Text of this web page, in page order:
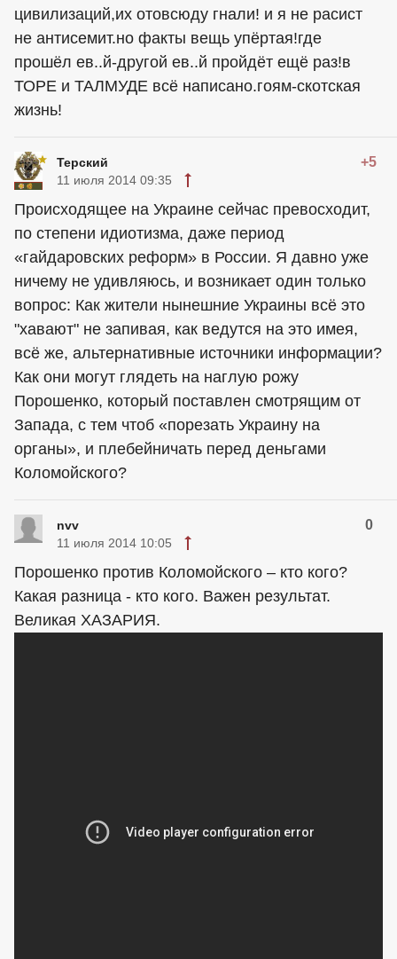
цивилизаций,их отовсюду гнали! и я не расист
не антисемит.но факты вещь упёртая!где
прошёл ев..й-другой ев..й пройдёт ещё раз!в
ТОРЕ и ТАЛМУДЕ всё написано.гоям-скотская
жизнь!
Терский +5
11 июля 2014 09:35
Происходящее на Украине сейчас превосходит,
по степени идиотизма, даже период
«гайдаровских реформ» в России. Я давно уже
ничему не удивляюсь, и возникает один только
вопрос: Как жители нынешние Украины всё это
"хавают" не запивая, как ведутся на это имея,
всё же, альтернативные источники информации?
Как они могут глядеть на наглую рожу
Порошенко, который поставлен смотрящим от
Запада, с тем чтоб «порезать Украину на
органы», и плебейничать перед деньгами
Коломойского?
nvv 0
11 июля 2014 10:05
Порошенко против Коломойского – кто кого?
Какая разница - кто кого. Важен результат.
Великая ХАЗАРИЯ.